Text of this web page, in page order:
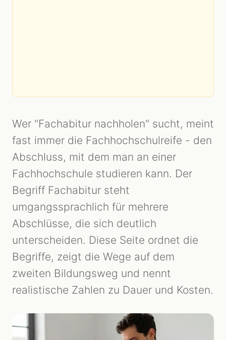
Wer "Fachabitur nachholen" sucht, meint
fast immer die Fachhochschulreife - den
Abschluss, mit dem man an einer
Fachhochschule studieren kann. Der
Begriff Fachabitur steht
umgangssprachlich für mehrere
Abschlüsse, die sich deutlich
unterscheiden. Diese Seite ordnet die
Begriffe, zeigt die Wege auf dem
zweiten Bildungsweg und nennt
realistische Zahlen zu Dauer und Kosten.